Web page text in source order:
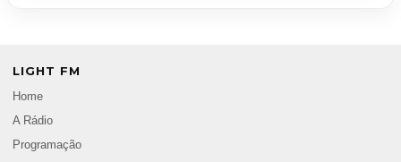
LIGHT FM
Home
A Rádio
Programação